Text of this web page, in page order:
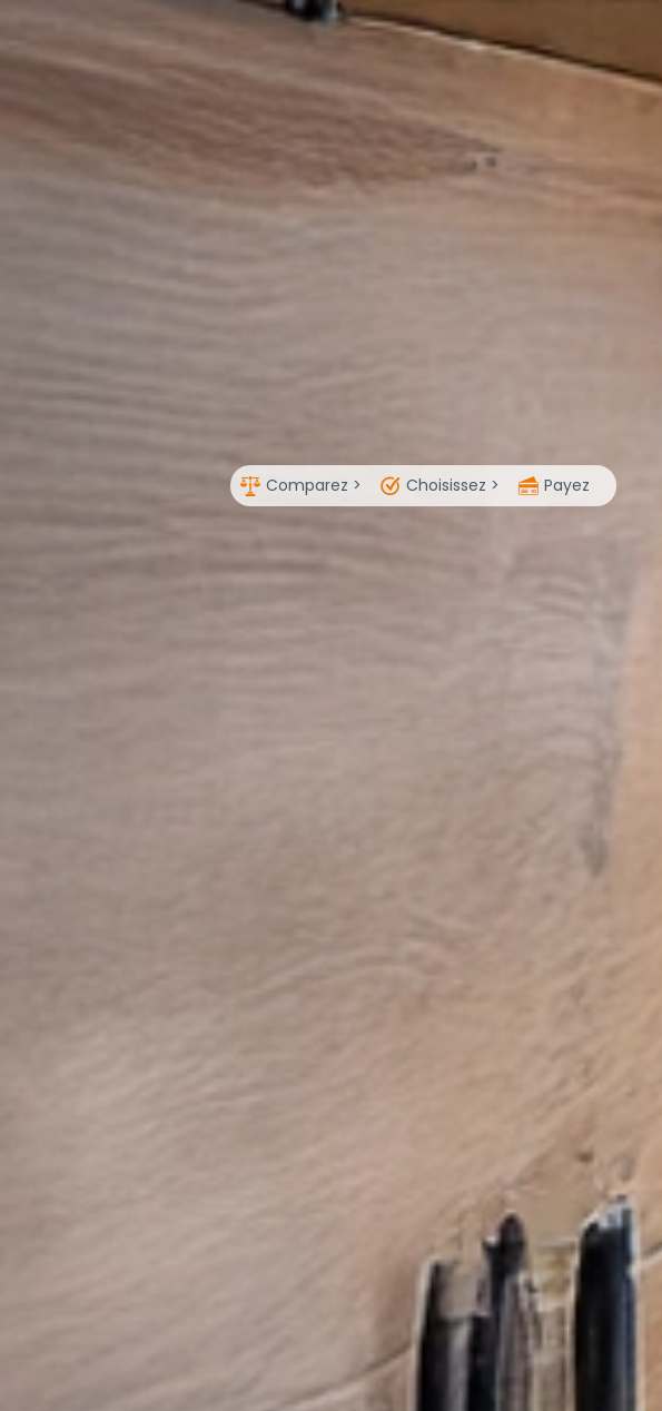
Comparez > Choisissez > Payez